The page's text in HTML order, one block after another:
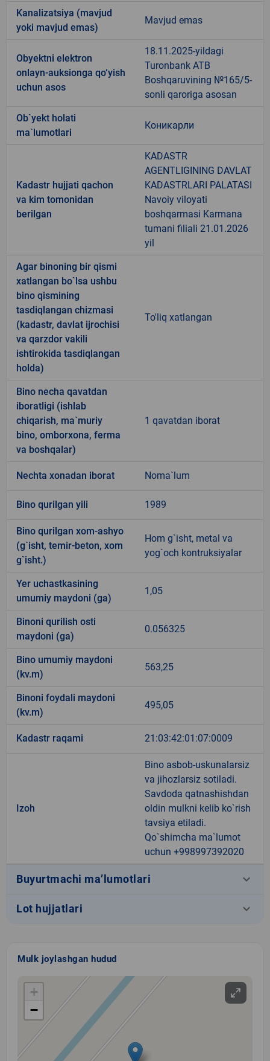
Kanalizatsiya (mavjud
yoki mavjud emas)
Mavjud emas
Obyektni elektron
onlayn-auksionga qo‘yish
uchun asos
18.11.2025-yildagi
Turonbank ATB
Boshqaruvining №165/5-
sonli qaroriga asosan
Ob`yekt holati
ma`lumotlari
Коникарли
Kadastr hujjati qachon
va kim tomonidan
berilgan
KADASTR
AGENTLIGINING DAVLAT
KADASTRLARI PALATASI
Navoiy viloyati
boshqarmasi Karmana
tumani filiali 21.01.2026
yil
Agar binoning bir qismi
xatlangan bo`lsa ushbu
bino qismining
tasdiqlangan chizmasi
(kadastr, davlat ijrochisi
va qarzdor vakili
ishtirokida tasdiqlangan
holda)
To'liq xatlangan
Bino necha qavatdan
iboratligi (ishlab
chiqarish, ma`muriy
bino, omborxona, ferma
va boshqalar)
1 qavatdan iborat
Nechta xonadan iborat Noma`lum
Bino qurilgan yili 1989
Bino qurilgan xom-ashyo
(g`isht, temir-beton, xom
g`isht.)
Hom g`isht, metal va
yog`och kontruksiyalar
Yer uchastkasining
umumiy maydoni (ga)
1,05
Binoni qurilish osti
maydoni (ga)
0.056325
Bino umumiy maydoni
(kv.m)
563,25
Binoni foydali maydoni
(kv.m)
495,05
Kadastr raqami 21:03:42:01:07:0009
Izoh
Bino asbob-uskunalarsiz
va jihozlarsiz sotiladi.
Savdoda qatnashishdan
oldin mulkni kelib ko`rish
tavsiya etiladi.
Qo`shimcha ma`lumot
uchun +998997392020
Buyurtmachi ma’lumotlari keyboard_arrow_down
Lot hujjatlari keyboard_arrow_down
Mulk joylashgan hudud
+
−